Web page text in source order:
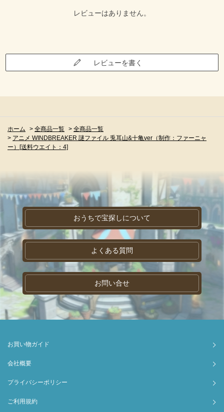
レビューはありません。
レビューを書く
ホーム > 全商品一覧 > 全商品一覧
> アニメ WINDBREAKER 謎ファイル 兎耳山&十亀ver（制作：ファーニャ
ー）[送料ウエイト：4]
おうちで宝探しについて
よくある質問
お問い合せ
お買い物ガイド
会社概要
プライバシーポリシー
ご利用規約